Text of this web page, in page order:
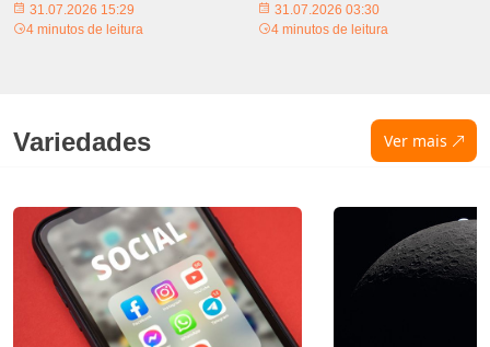
31.07.2026 15:29
4 minutos de leitura
31.07.2026 03:30
4 minutos de leitura
Variedades Ver mais